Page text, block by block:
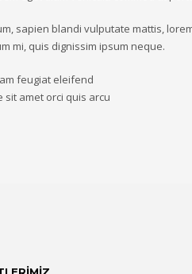
sapien blandi vulputate mattis,
mi, quis dignissim ipsum neque.
feugiat eleifend
sit amet orci quis arcu